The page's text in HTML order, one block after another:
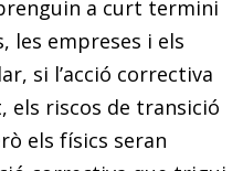
a curt termini
les empreses i els
si l’acció correctiva
els riscos de transició
els físics seran